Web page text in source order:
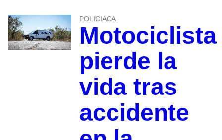
POLICIACA
Motociclista
pierde la
vida tras
accidente